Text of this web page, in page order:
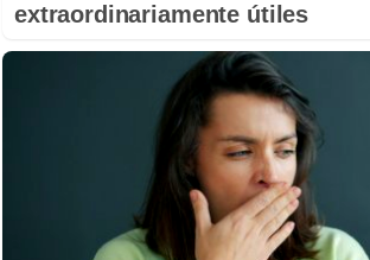
extraordinariamente útiles